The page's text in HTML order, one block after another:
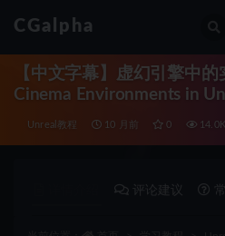
CGalpha
【中文字幕】虚幻引擎中
Cinema Environments in
Unreal教程 10 月前 0 14.0K
评论建议